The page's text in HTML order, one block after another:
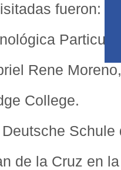
fueron:
Rene
College.
Schule
de la Cruz en